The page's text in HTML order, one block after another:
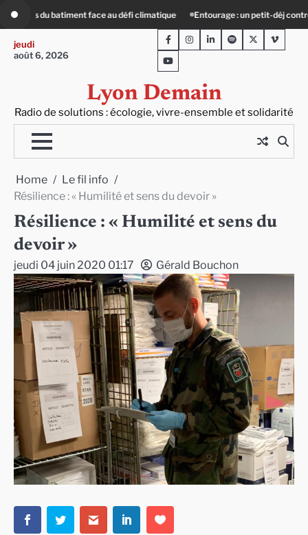
content
Entourage : un petit-déj contre l’isolement Le Crépin de Lyon (Maison
jeudi
août 6, 2026
Lyon Demain
Radio de solutions : écologie, vivre-ensemble et solidarité
FacebookInstagram
LinkedInSpotifyTwitterViméo
Youtube
Home
Le fil info
Résilience : « Humilité et sens du devoir »
Résilience : « Humilité et sens du
devoir »
jeudi 04 juin 2020 01:17 Gérald Bouchon